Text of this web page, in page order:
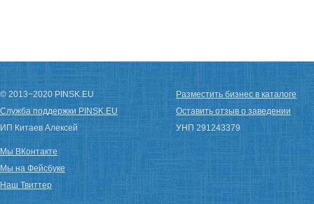
© 2013−2020 PINSK.EU
Служба поддержки PINSK.EU
ИП Китаев Алексей
Разместить бизнес в каталоге
Оставить отзыв о заведении
УНП 291243379
Мы ВКонтакте
Мы на Фейсбуке
Наш Твиттер